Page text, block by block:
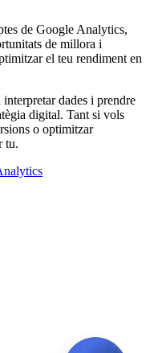
de Google Analytics,
de millora i
el teu rendiment en
dades i prendre
digital. Tant si vols
o optimitzar
tu.